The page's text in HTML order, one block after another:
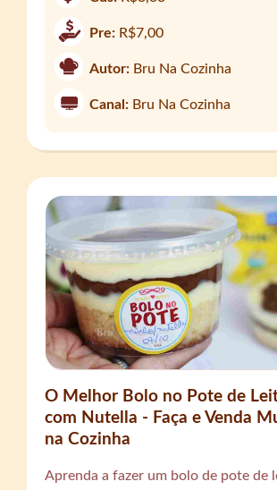
Pre: R$7,00
Autor: Bru Na Cozinha
Canal: Bru Na Cozinha
O Melhor Bolo no Pote de
com Nutella - Faça e Venda
na Cozinha
Aprenda a fazer um bolo de pote de